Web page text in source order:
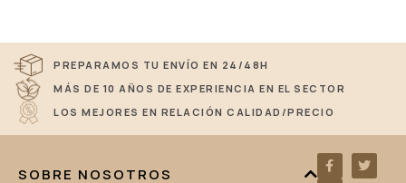
PREPARAMOS TU ENVÍO EN 24/48H
MÁS DE 10 AÑOS DE EXPERIENCIA EN EL SECTOR
LOS MEJORES EN RELACIÓN CALIDAD/PRECIO
SOBRE NOSOTROS